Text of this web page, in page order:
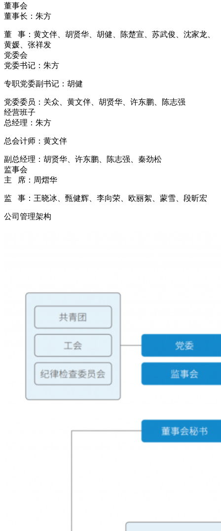
董事会
董事长：朱方
董 事：黄文伴、胡贤华、胡健、陈楚宣、苏武俊、沈家龙、
黄媛、张祥发
党委会
党委书记：朱方
专职党委副书记：胡健
党委委员：关众、黄文伴、胡贤华、许东鹏、陈志强
经营班子
总经理：朱方
总会计师：黄文伴
副总经理：胡贤华、许东鹏、陈志强、秦劲松
监事会
主 席：周熠华
监 事：王晓冰、甄健辉、李向荣、欧丽絮、蒙雪、段昕宏
公司管理架构